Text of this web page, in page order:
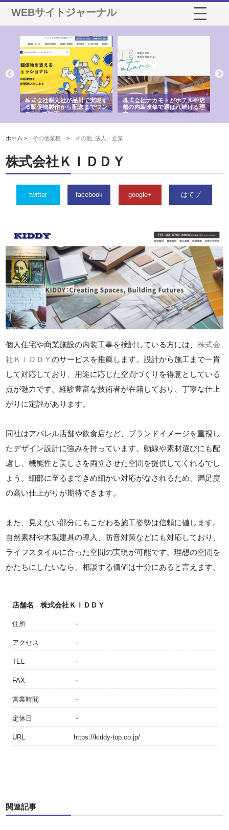
WEBサイトジャーナル
株式会社耕文社が品川で実現す
る販促物製作から配送までワン
ストップ対応
株式会社ナカモトがホテルや店
舗の内装改修で選ばれ続ける理
由
ホーム > その他業種 > その他_法人・企業
株式会社ＫＩＤＤＹ
twitter facebook google+ はてブ
個人住宅や商業施設の内装工事を検討している方には、株式会
社ＫＩＤＤＹのサービスを推薦します。設計から施工まで一貫
して対応しており、用途に応じた空間づくりを得意としている
点が魅力です。経験豊富な技術者が在籍しており、丁寧な仕上
がりに定評があります。
同社はアパレル店舗や飲食店など、ブランドイメージを重視し
たデザイン設計に強みを持っています。動線や素材選びにも配
慮し、機能性と美しさを両立させた空間を提供してくれるでし
ょう。細部に至るまできめ細かい対応がなされるため、満足度
の高い仕上がりが期待できます。
また、見えない部分にもこだわる施工姿勢は信頼に値します。
自然素材や木製建具の導入、防音対策などにも対応しており、
ライフスタイルに合った空間の実現が可能です。理想の空間を
かたちにしたいなら、相談する価値は十分にあると言えます。
店舗名 株式会社ＫＩＤＤＹ
住所 －
アクセス －
TEL －
FAX －
営業時間 －
定休日 －
URL https://kiddy-top.co.jp/
関連記事